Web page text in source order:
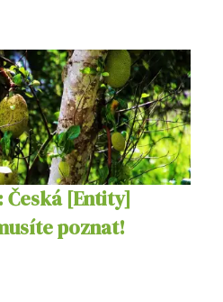
Česká [Entity]
poznat!